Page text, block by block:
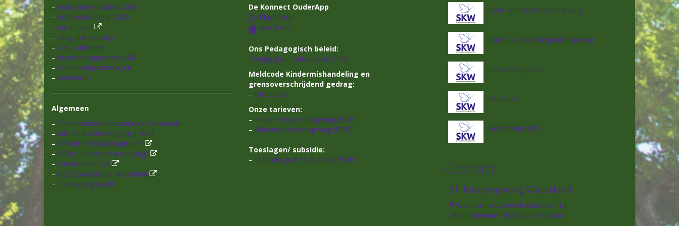
– Jaarplanner ouders 2026
– Informatiefolder 2026
– Inschrijven
– Blog Ilse Raasing
– LRK-nummers
– Inspectierapporten GGD
– Rondleiding aanvragen
– Vacatures
Algemeen
–Tegemoetkoming vanuit de Gemeente
– Interne klachtenregeling 2024_
– Rekentool Belastingdienst
– BOinK (belangenvereniging)
– Kinderopvang.nl
– GGD Zaanstreek Waterland
– Herroepingsrecht
De Konnect OuderApp
Play Store
App Store
Ons Pedagogisch beleid:
Pedagogisch Beleidsplan SKW
Meldcode Kindermishandeling en
grensoverschrijdend gedrag:
– Meldcode
Onze tarieven:
– Kinder- en peuteropvang (PDF)
– Buitenschoolse opvang (PDF)
Toeslagen/ subsidie:
– Subsidie gem. Waterland (PDF)
Voor- en naschoolse opvang
Kom ook naar de peuteropvang!
Jaarverslag 2024
Vacature!
Geschilvrij 2025
Contact
St. Kinderopvang Waterland
Wendelmoet Claesdochterlaan 1a
Monnickendam 1141 JA, N-Holland